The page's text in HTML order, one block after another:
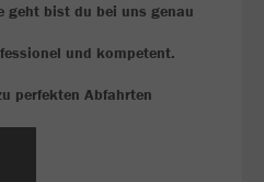
geht bist du bei uns genau
und kompetent.
perfekten Abfahrten